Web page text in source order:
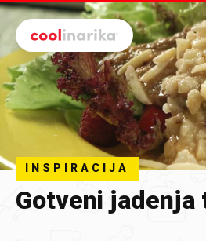
Preskoči na glavni sadržaj
INSPIRACIJA
Gotveni jadenja